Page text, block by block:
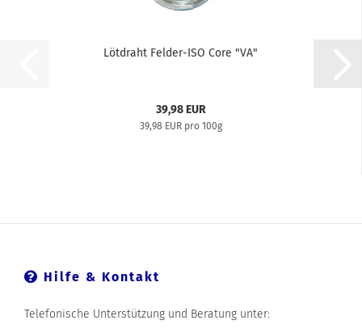
Lötdraht Felder-ISO Core "VA"
39,98 EUR
39,98 EUR pro 100g
Hilfe & Kontakt
Telefonische Unterstützung und Beratung unter: